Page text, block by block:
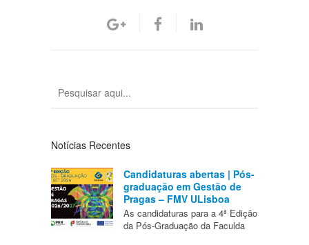
Notícias Recentes
Candidaturas abertas | Pós-
graduação em Gestão de
Pragas – FMV ULisboa
As candidaturas para a 4ª Edição
da Pós-Graduação da Faculda